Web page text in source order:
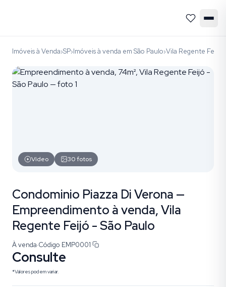
Imóveis à Venda›SP›Imóveis à venda em São Paulo›Vila Regente Feijó
Vídeo 30fotos
Condominio Piazza Di Verona —
Empreendimento à venda, Vila
Regente Feijó - São Paulo
À venda·Código EMP0001
Consulte
*Valores podem variar.